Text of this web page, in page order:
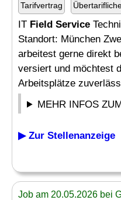
Tarifvertrag
IT Field Service
Standort: München
arbeitest gerne direkt
versiert und möchtest
Arbeitsplätze
MEHR INFOS
▶ Zur Stellenanzeige
Job am 20.05.2026 bei